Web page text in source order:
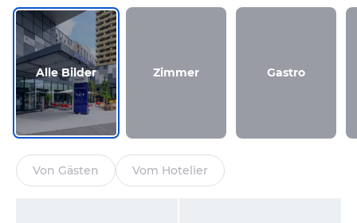
Alle Bilder Zimmer Gastro
Von Gästen Vom Hotelier